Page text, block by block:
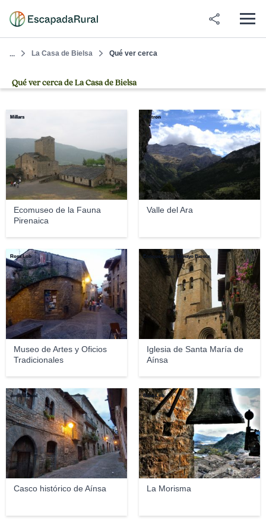
... La Casa de Bielsa Qué ver cerca
Qué ver cerca de La Casa de Bielsa
Ecomuseo de la Fauna
Pirenaica
Millars
Valle del Ara
Willtron
Museo de Artes y Oficios
Tradicionales
Rosa Lob
Iglesia de Santa María de
Aínsa
Enrique López-Tamayo Biosca
Casco histórico de Aínsa
Jordi Marsol
La Morisma
Rosa Lob